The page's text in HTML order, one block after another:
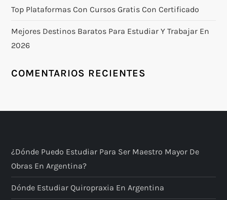
e
n
r
a
a
s
Top Plataformas Con Cursos Gratis Con Certificado
Mejores Destinos Baratos Para Estudiar Y Trabajar En
2026
COMENTARIOS RECIENTES
¿Dónde Puedo Estudiar Para Ser Maestro Mayor De
Obras En Argentina?
Dónde Estudiar Quiropraxia En Argentina